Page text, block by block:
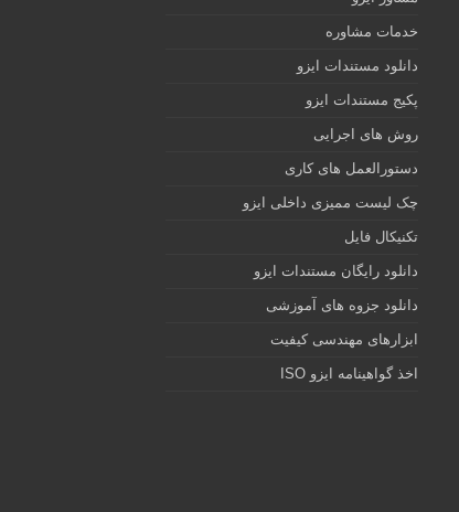
خدمات مشاوره
دانلود مستندات ایزو
پکیج مستندات ایزو
روش های اجرایی
دستورالعمل های کاری
چک لیست ممیزی داخلی ایزو
تکنیکال فایل
دانلود رایگان مستندات ایزو
دانلود جزوه های آموزشی
ابزارهای مهندسی کیفیت
اخذ گواهینامه ایزو ISO